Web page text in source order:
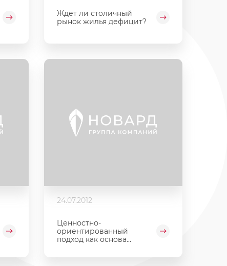
Ждет ли столичный
рынок жилья дефицит?
24.07.2012
Ценностно-
ориентированный
подход как основа...